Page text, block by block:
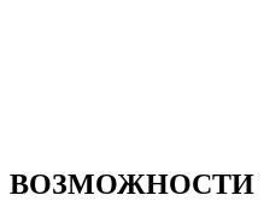
ВОЗМОЖНОСТИ